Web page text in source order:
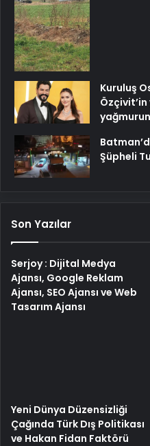
Kuruluş
Şüpheli
Son Yazılar
Serjoy : Dijital Medya
Ajansı, Google Reklam
Ajansı, SEO Ajansı ve Web
Tasarım Ajansı
Yeni Dünya Düzensizliği
Çağında Türk Dış Politikası
ve Hakan Fidan Faktörü